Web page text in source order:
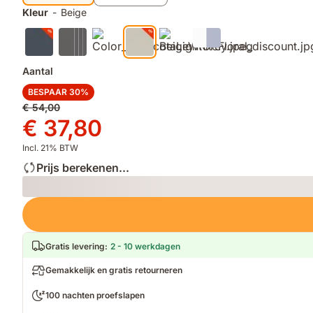
koudere
nachten
Kleur - Beige
Aantal
BESPAAR 30%
Oorspronkelijke
prijs
€ 54,00
€ 54,00
Prijs
€ 37,80
€ 37,80
Incl. 21% BTW
Prijs berekenen...
Loading
Gratis levering: 2 - 10 werkdagen
Gemakkelijk en gratis retourneren
100 nachten proefslapen